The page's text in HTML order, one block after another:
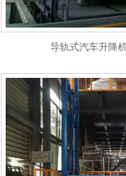
导轨式汽车升降